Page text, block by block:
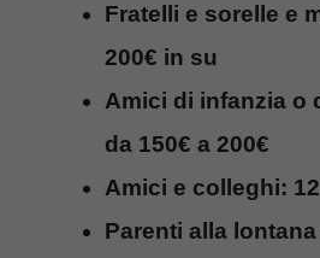
Fratelli e sorelle e
200€ in su
Amici di infanzia o
da 150€ a 200€
Amici e colleghi:
Parenti alla